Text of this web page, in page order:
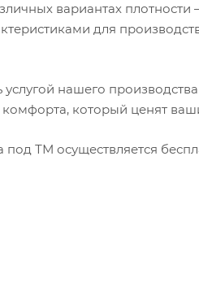
вариантах плотности
для
нашего
который ценят
под ТМ осуществляется